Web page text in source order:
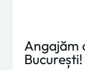
Angajăm
București!